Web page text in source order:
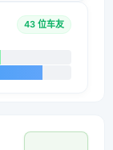
43 位车友